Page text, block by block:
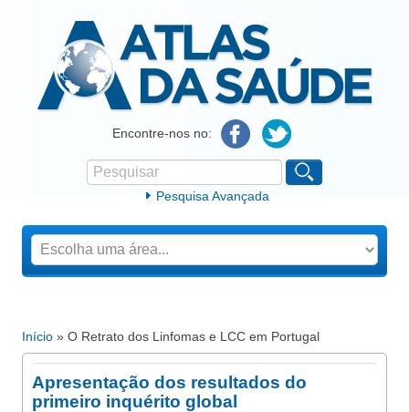
Atlas da SaúdeEncontre-nos no:
Formulário de procura
Pesquisar
Pesquisa Avançada
Está aqui
Início » O Retrato dos Linfomas e LCC em Portugal
Apresentação dos resultados do
primeiro inquérito global